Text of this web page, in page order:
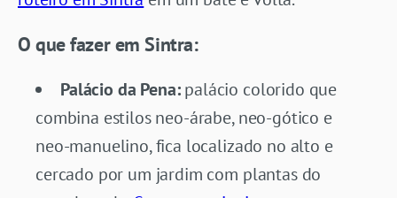
O que fazer em Sintra:
Palácio da Pena:palácio colorido que
combina estilos neo-árabe, neo-gótico e
neo-manuelino, fica localizado no alto e
cercado por um jardim com plantas do